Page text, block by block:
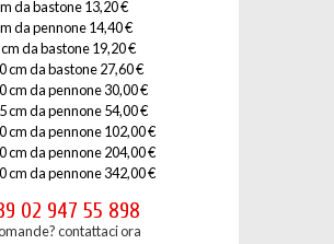
da bastone 13,20 €
da pennone 14,40 €
da bastone 19,20 €
cm da bastone 27,60 €
cm da pennone 30,00 €
cm da pennone 54,00 €
cm da pennone 102,00 €
cm da pennone 204,00 €
cm da pennone 342,00 €
02 947 55 898
contattaci ora